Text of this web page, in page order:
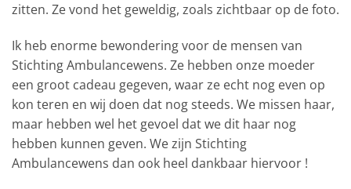
zitten. Ze vond het geweldig, zoals zichtbaar op de foto.
Ik heb enorme bewondering voor de mensen van
Stichting Ambulancewens. Ze hebben onze moeder
een groot cadeau gegeven, waar ze echt nog even op
kon teren en wij doen dat nog steeds. We missen haar,
maar hebben wel het gevoel dat we dit haar nog
hebben kunnen geven. We zijn Stichting
Ambulancewens dan ook heel dankbaar hiervoor !